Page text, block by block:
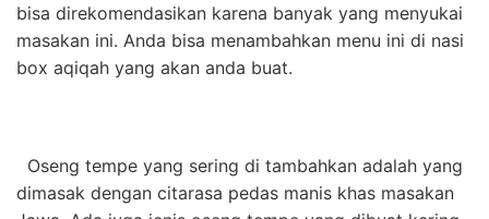
bisa direkomendasikan karena banyak yang menyukai
masakan ini. Anda bisa menambahkan menu ini di nasi
box aqiqah yang akan anda buat.
Oseng tempe yang sering di tambahkan adalah yang
dimasak dengan citarasa pedas manis khas masakan